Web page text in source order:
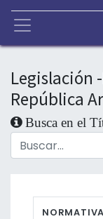
Legislación
República
Busca en el
NORMATIVA